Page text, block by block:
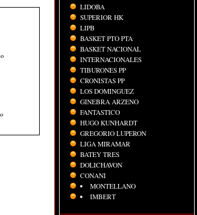
LIDOBA
SUPERIOR HK
LIPB
BASKET PTO PTA
BASKET NACIONAL
INTERNACIONALES
TIBURONES PP
CRONISTAS PP
LOS DOMINGUEZ
GINEBRA ARZENO
FANTASTICO
HUGO KUNHARDT
GREGORIO LUPERON
LIGA MIRAMAR
BATEY TRES
DOLICHAVON
CONANI
MONTELLANO
IMBERT